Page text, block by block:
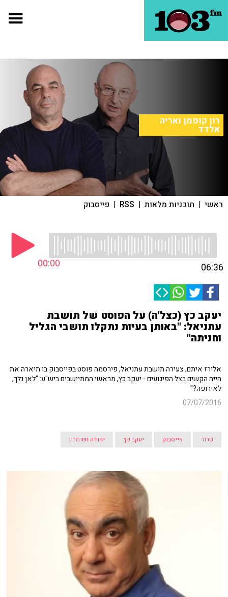
רון קופמן ואריה
אלדד
ראשי | תוכניות מלאות |
RSS
| פייסבוק
00:00 06:36
יעקב כץ (כצל'ה) על הפוסט של תושבת
עתניאל: "באותן בעיות נתקלו תושבי הגליל
וחניתה"
אלירז איתם, צעירה תושבת עתניאל, פירסמה פוסט בפייסבוק בו תיארה את
חייה הקשים בצל הפיגועים - יעקב כץ, מראשי המתיישבים ביש"ע: "לאן נלך,
לאירופה?"
07/07/2016
טרור פייסבוק יעקב כץ יהודה ושומרון